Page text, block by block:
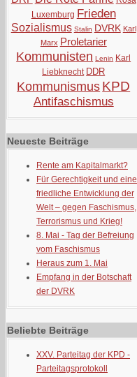
Luxemburg Frieden
Sozialismus Stalin DVRK Karl
Marx Proletarier
Kommunisten Lenin Karl
Liebknecht DDR
Kommunismus KPD
Antifaschismus
Neueste Beiträge
Rente am Kapitalmarkt?
Für Gerechtigkeit und eine
friedliche Entwicklung der
Welt – gegen Faschismus,
Terrorismus und Krieg!
8. Mai - Tag der Befreiung
vom Faschismus
Heraus zum 1. Mai
Empfang in der Botschaft
der DVRK
Beliebte Beiträge
XXV. Parteitag der KPD -
Parteitagsprotokoll